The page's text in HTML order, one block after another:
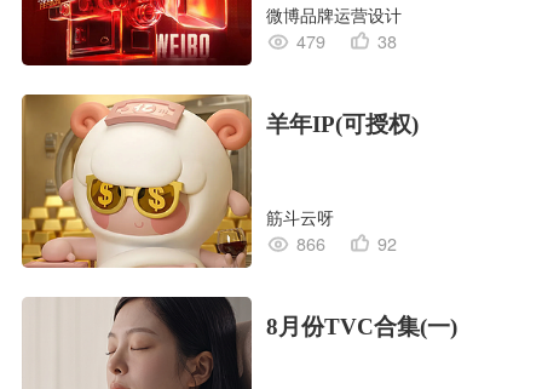
微博品牌运营设计
479
38
羊年IP(可授权)
筋斗云呀
866
92
8月份TVC合集(一)